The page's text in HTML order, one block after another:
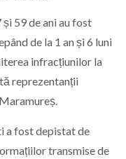
59 de ani au fost
de la 1 an și 6 luni
infracțiunilor la
reprezentanții
a fost depistat de
transmise de